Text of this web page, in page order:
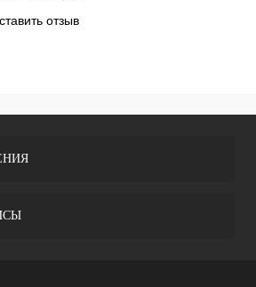
отзыв